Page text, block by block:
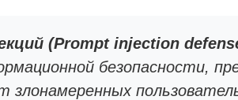
(Prompt injection
безопасности,
злонамеренных